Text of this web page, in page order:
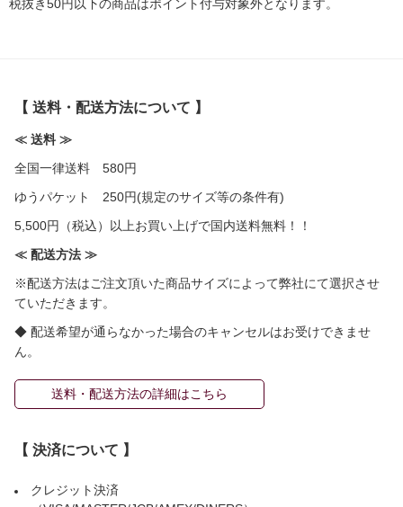
税抜き50円以下の商品はポイント付与対象外となります。
【 送料・配送方法について 】
≪ 送料 ≫
全国一律送料 580円
ゆうパケット 250円(規定のサイズ等の条件有)
5,500円（税込）以上お買い上げで国内送料無料！！
≪ 配送方法 ≫
※配送方法はご注文頂いた商品サイズによって弊社にて選択させ
ていただきます。
◆ 配送希望が通らなかった場合のキャンセルはお受けできませ
ん。
送料・配送方法の詳細はこちら
【 決済について 】
クレジット決済